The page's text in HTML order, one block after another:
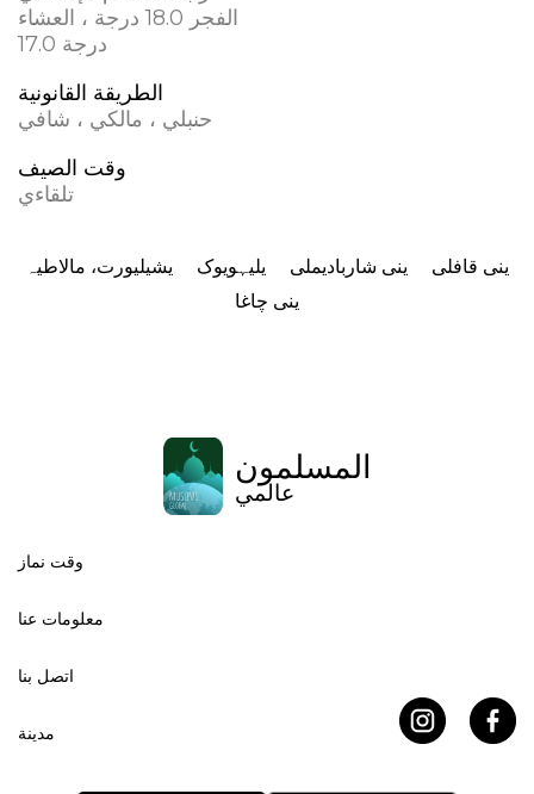
الفجر 18.0 درجة ، العشاء
17.0 درجة
الطريقة القانونية
حنبلي ، مالكي ، شافي
وقت الصيف
تلقاءي
یشیلیورت، مالاطیہ یلیہویوک ینی شاربادیملی
ینی قافلی
ینی چاغا
المسلمون
عالمي
وقت نماز
معلومات عنا
اتصل بنا
مدينة